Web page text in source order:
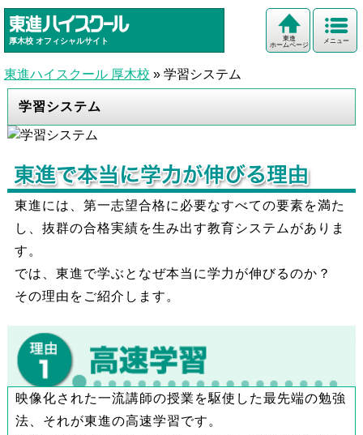
厚木校 オフィシャルサイト メニュー
東進
ホームページ
東進ハイスクール 厚木校 » 学習システム
学習システム
東進には、第一志望合格に必要なすべての要素を満た
し、抜群の合格実績を生み出す教育システムがありま
す。
では、東進で学ぶとなぜ本当に学力が伸びるのか？
その理由をご紹介します。
映像化された一流講師の授業を駆使した最先端の勉強
法、それが東進の高速学習です。